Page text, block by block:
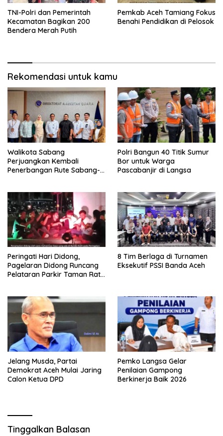
TNI-Polri dan Pemerintah
Kecamatan Bagikan 200
Bendera Merah Putih
Pemkab Aceh Tamiang Fokus
Benahi Pendidikan di Pelosok
Rekomendasi untuk kamu
Walikota Sabang
Perjuangkan Kembali
Penerbangan Rute Sabang-
Polri Bangun 40 Titik Sumur
Bor untuk Warga
Pascabanjir di Langsa
Peringati Hari Didong,
Pagelaran Didong Runcang
Pelataran Parkir Taman Ratu
8 Tim Berlaga di Turnamen
Eksekutif PSSI Banda Aceh
Jelang Musda, Partai
Demokrat Aceh Mulai Jaring
Calon Ketua DPD
Pemko Langsa Gelar
Penilaian Gampong
Berkinerja Baik 2026
Tinggalkan Balasan